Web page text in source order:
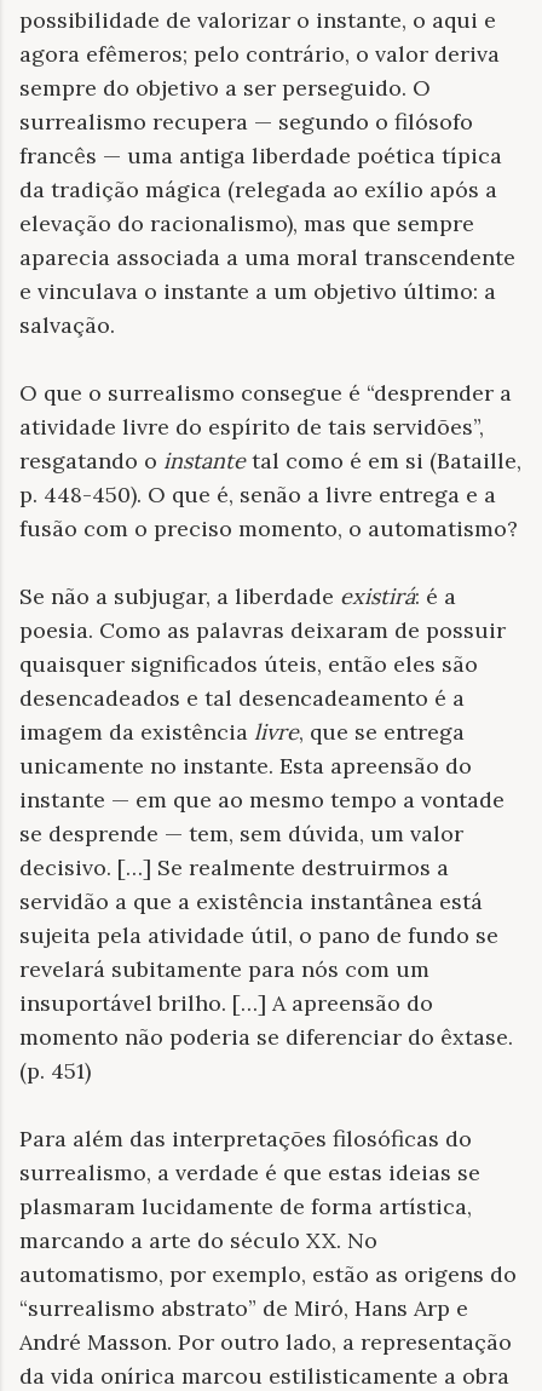
possibilidade de valorizar o instante, o aqui e
agora efêmeros; pelo contrário, o valor deriva
sempre do objetivo a ser perseguido. O
surrealismo recupera — segundo o filósofo
francês — uma antiga liberdade poética típica
da tradição mágica (relegada ao exílio após a
elevação do racionalismo), mas que sempre
aparecia associada a uma moral transcendente
e vinculava o instante a um objetivo último: a
salvação.
O que o surrealismo consegue é “desprender a
atividade livre do espírito de tais servidões”,
resgatando o instantetal como é em si (Bataille,
p. 448-450). O que é, senão a livre entrega e a
fusão com o preciso momento, o automatismo?
Se não a subjugar, a liberdade existirá: é a
poesia. Como as palavras deixaram de possuir
quaisquer significados úteis, então eles são
desencadeados e tal desencadeamento é a
imagem da existência livre, que se entrega
unicamente no instante. Esta apreensão do
instante — em que ao mesmo tempo a vontade
se desprende — tem, sem dúvida, um valor
decisivo. […] Se realmente destruirmos a
servidão a que a existência instantânea está
sujeita pela atividade útil, o pano de fundo se
revelará subitamente para nós com um
insuportável brilho. […] A apreensão do
momento não poderia se diferenciar do êxtase.
(p. 451)
Para além das interpretações filosóficas do
surrealismo, a verdade é que estas ideias se
plasmaram lucidamente de forma artística,
marcando a arte do século XX. No
automatismo, por exemplo, estão as origens do
“surrealismo abstrato” de Miró, Hans Arp e
André Masson. Por outro lado, a representação
da vida onírica marcou estilisticamente a obra